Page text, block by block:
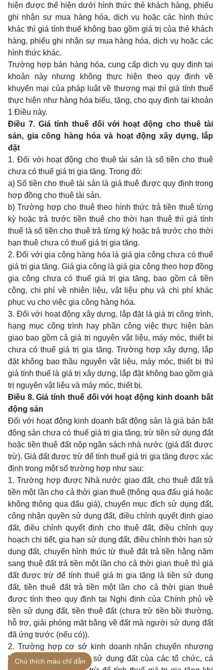
hiện được thể hiện dưới hình thức thẻ khách hàng, phiếu
ghi nhận sự mua hàng hóa, dịch vụ hoặc các hình thức
khác thì giá tính thuế không bao gồm giá trị của thẻ khách
hàng, phiếu ghi nhận sự mua hàng hóa, dịch vụ hoặc các
hình thức khác.
Trường hợp bán hàng hóa, cung cấp dịch vụ quy định tại
khoản này nhưng không thực hiện theo quy định về
khuyến mại của pháp luật về thương mại thì giá tính thuế
thực hiện như hàng hóa biếu, tặng, cho quy định tại khoản
1 Điều này.
Điều 7. Giá tính thuế đối với hoạt động cho thuê tài
sản, gia công hàng hóa và hoạt động xây dựng, lắp
đặt
1. Đối với hoạt động cho thuê tài sản là số tiền cho thuê
chưa có thuế giá trị gia tăng. Trong đó:
a) Số tiền cho thuê tài sản là giá thuê được quy định trong
hợp đồng cho thuê tài sản.
b) Trường hợp cho thuê theo hình thức trả tiền thuê từng
kỳ hoặc trả trước tiền thuê cho thời hạn thuê thì giá tính
thuế là số tiền cho thuê trả từng kỳ hoặc trả trước cho thời
hạn thuê chưa có thuế giá trị gia tăng.
2. Đối với gia công hàng hóa là giá gia công chưa có thuế
giá trị gia tăng. Giá gia công là giá gia công theo hợp đồng
gia công chưa có thuế giá trị gia tăng, bao gồm cả tiền
công, chi phí về nhiên liệu, vật liệu phụ và chi phí khác
phục vụ cho việc gia công hàng hóa.
3. Đối với hoạt động xây dựng, lắp đặt là giá trị công trình,
hạng mục công trình hay phần công việc thực hiện bàn
giao bao gồm cả giá trị nguyên vật liệu, máy móc, thiết bị
chưa có thuế giá trị gia tăng. Trường hợp xây dựng, lắp
đặt không bao thầu nguyên vật liệu, máy móc, thiết bị thì
giá tính thuế là giá trị xây dựng, lắp đặt không bao gồm giá
trị nguyên vật liệu và máy móc, thiết bị.
Điều 8. Giá tính thuế đối với hoạt động kinh doanh bất
động sản
Đối với hoạt động kinh doanh bất động sản là giá bán bất
động sản chưa có thuế giá trị gia tăng, trừ tiền sử dụng đất
hoặc tiền thuê đất nộp ngân sách nhà nước (giá đất được
trừ). Giá đất được trừ để tính thuế giá trị gia tăng được xác
định trong một số trường hợp như sau:
1. Trường hợp được Nhà nước giao đất, cho thuê đất trả
tiền một lần cho cả thời gian thuê (thông qua đấu giá hoặc
không thông qua đấu giá), chuyển mục đích sử dụng đất,
công nhận quyền sử dụng đất, điều chỉnh quyết định giao
đất, điều chỉnh quyết định cho thuê đất, điều chỉnh quy
hoạch chi tiết, gia hạn sử dụng đất, điều chỉnh thời hạn sử
dụng đất, chuyển hình thức từ thuê đất trả tiền hằng năm
sang thuê đất trả tiền một lần cho cả thời gian thuê thì giá
đất được trừ để tính thuế giá trị gia tăng là tiền sử dụng
đất, tiền thuê đất trả tiền một lần cho cả thời gian thuê
được tính theo quy định tại Nghị định của Chính phủ về
tiền sử dụng đất, tiền thuê đất (chưa trừ tiền bồi thường,
hỗ trợ, giải phóng mặt bằng về đất mà người sử dụng đất
đã ứng trước (nếu có)).
2. Trường hợp cơ sở kinh doanh nhận chuyển nhượng
bất động sản là quyền sử dụng đất của các tổ chức, cá
Chú thích màu chỉ dẫn